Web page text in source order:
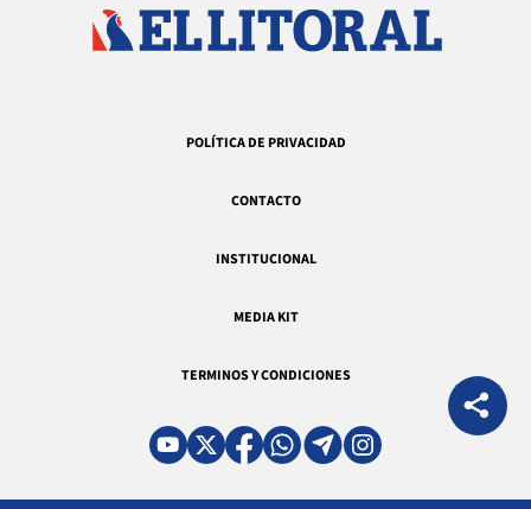
POLÍTICA DE PRIVACIDAD
CONTACTO
INSTITUCIONAL
MEDIA KIT
TERMINOS Y CONDICIONES